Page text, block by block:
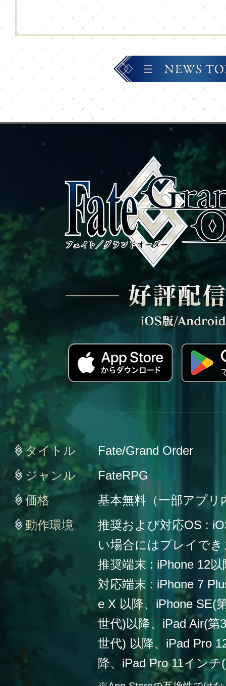
タイトル
Fate/Grand Order
ジャンル
FateRPG
価格
基本無料（一部アプリ
動作環境
推奨および対応OS :
い場合にはプレイで
推奨端末 : iPhone 12以
対応端末 : iPhone 7
e X 以降、iPhone SE(
世代)以降、iPad Air(第
世代) 以降、iPad Pro
降、iPad Pro 11イン